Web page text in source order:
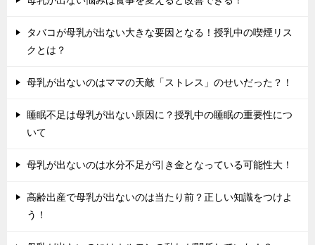
タバコが母乳が出ない大きな要因となる！授乳中の喫煙リス
クとは？
母乳が出ないのはママの天敵「ストレス」のせいだった？！
睡眠不足は母乳が出ない原因に？授乳中の睡眠の重要性につ
いて
母乳が出ないのは水分不足が引き金となっている可能性大！
高齢出産で母乳が出ないのは当たり前？正しい知識をつけよ
う！